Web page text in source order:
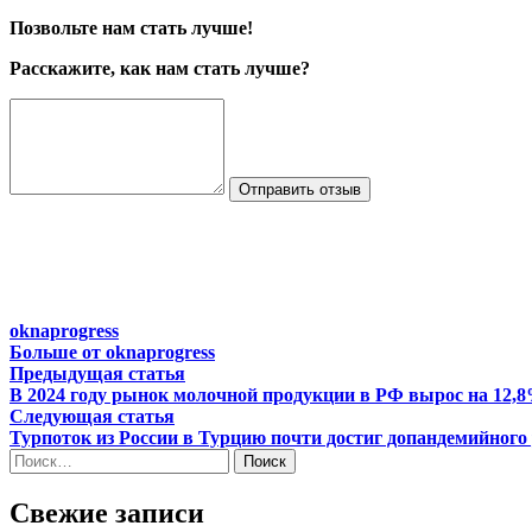
Позвольте нам стать лучше!
Расскажите, как нам стать лучше?
Отправить отзыв
oknaprogress
Больше от oknaprogress
Навигация
по
записям
Предыдущая статьяПредыдущая
статья:
В 2024 году рынок молочной продукции в РФ вырос на
Следующая статьяСледующая
статья:
Турпоток из России в Турцию почти достиг
Найти:
Свежие записи